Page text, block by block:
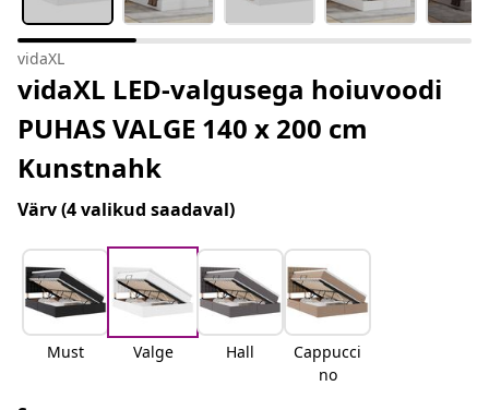
vidaXL
vidaXL LED-valgusega hoiuvoodi
PUHAS VALGE 140 x 200 cm
Kunstnahk
Värv(4 valikud saadaval)
Must Valge Hall
Cappucci
no